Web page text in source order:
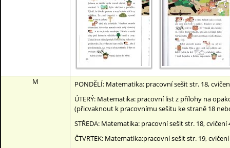
M
PONDĚLÍ: Matematika: pracovní sešit str. 18,
ÚTERÝ: Matematika: pracovní list z přílohy na
(přicvaknout k pracovnímu sešitu ke straně 18
STŘEDA: Matematika: pracovní sešit str. 18, cvičení
ČTVRTEK: Matematika:pracovní sešit str. 19, cvičení